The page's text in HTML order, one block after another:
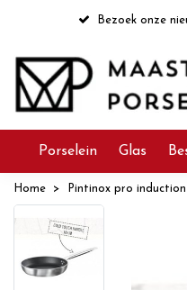
Bezoek onze
Porselein Glas
Home Pintinox pro